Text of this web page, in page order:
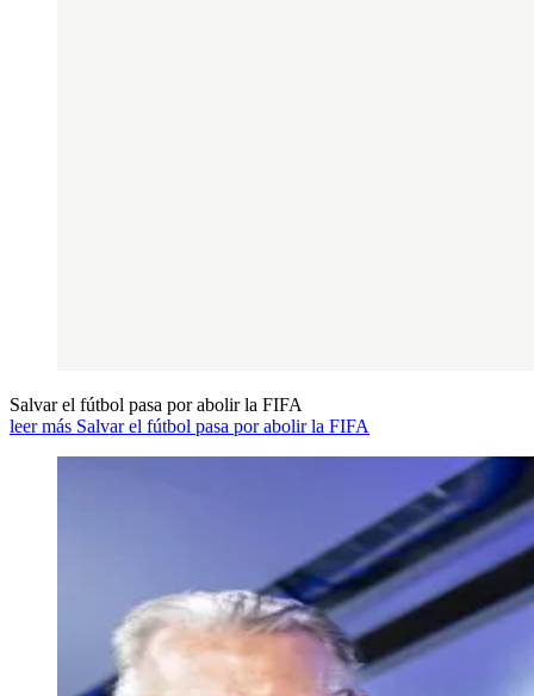
Salvar el fútbol pasa por abolir la FIFA
leer más Salvar el fútbol pasa por abolir la FIFA